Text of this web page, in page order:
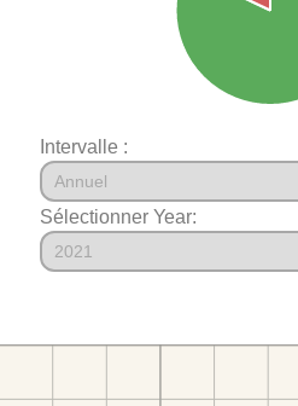
Intervalle :
Sélectionner Year: